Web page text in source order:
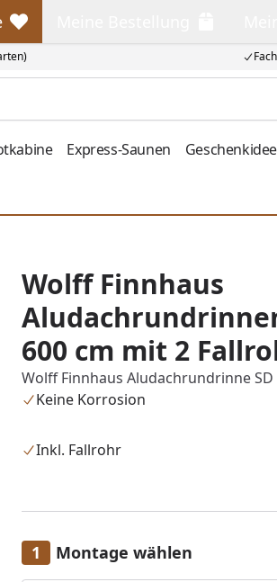
Express-Saunen
Wolff Finnhaus
600 cm mit 2
Wolff Finnhaus Aludachrundrinne SD
Keine Korrosion
Inkl. Fallrohr
Montage wählen